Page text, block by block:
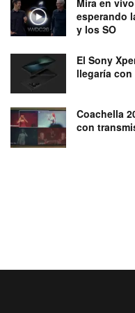
Mira en
esperando
y los SO
El Sony
llegaría
Coachella
con